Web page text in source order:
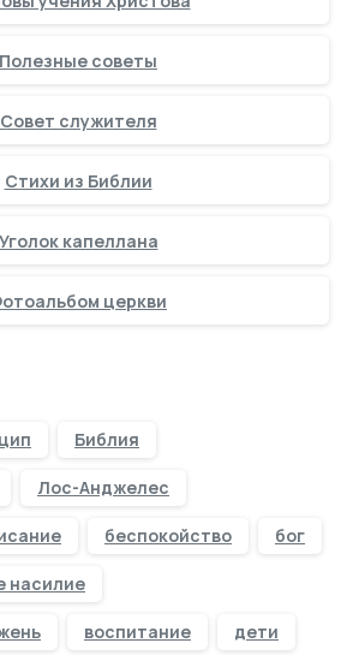
Полезные советы
Совет служителя
Стихи из Библии
Уголок капеллана
церкви
Библия
Лос-Анджелес
беспокойство бог
насилие
воспитание дети